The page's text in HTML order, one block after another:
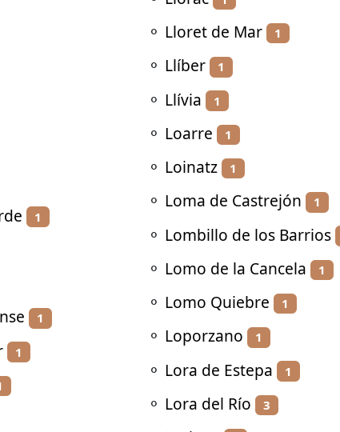
1
1
1
⚬ Lloret de Mar 1
⚬ Llíber 1
⚬ Llívia 1
⚬ Loarre 1
⚬ Loinatz 1
⚬ Loma de Castrejón 1
⚬ Lombillo de los Barrios
⚬ Lomo de la Cancela 1
⚬ Lomo Quiebre 1
⚬ Loporzano 1
⚬ Lora de Estepa 1
⚬ Lora del Río 3